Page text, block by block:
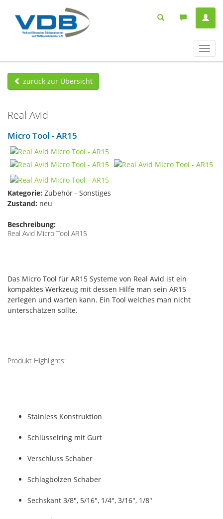
ein-/
zurück zur Übersicht
Real Avid
Micro Tool - AR15
Kategorie: Zubehör - Sonstiges
Zustand: neu
Beschreibung:
Real Avid Micro Tool AR15
Das Micro Tool für AR15 Systeme von Real Avid ist ein
kompaktes Werkzeug mit dessen Hilfe man sein AR15
zerlegen und warten kann. Ein Tool welches man nicht
unterschätzen sollte.
Produkt Highlights:
Stainless Konstruktion
Schlüsselring mit Gurt
Verschluss Schaber
Schlagbolzen Schaber
Sechskant 3/8", 5/16", 1/4", 3/16", 1/8"